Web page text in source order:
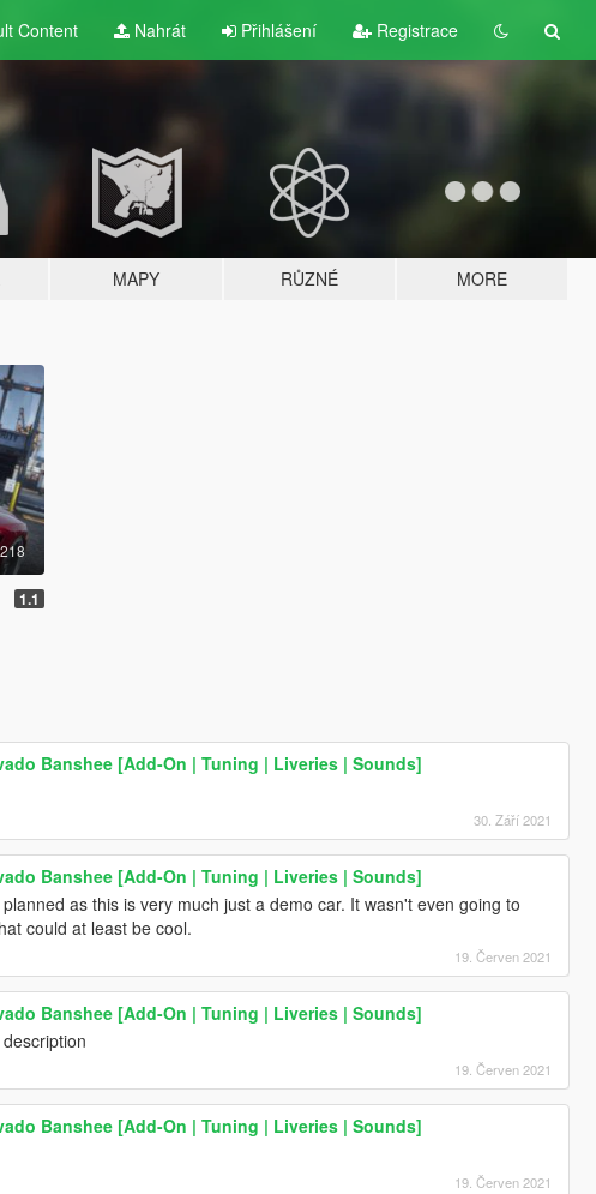
Content Nahrát Přihlášení Registrace
MAPY RŮZNÉ MORE
1.1
Banshee [Add-On | Tuning | Liveries | Sounds]
30. Září 2021
Banshee [Add-On | Tuning | Liveries | Sounds]
as this is very much just a demo car. It wasn't even going to
could at least be cool.
19. Červen 2021
Banshee [Add-On | Tuning | Liveries | Sounds]
19. Červen 2021
Banshee [Add-On | Tuning | Liveries | Sounds]
19. Červen 2021